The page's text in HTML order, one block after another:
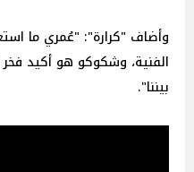
وأضاف "كرارة": "عُمري ما
الفنية، وشكوكو هو أكيد فخر
بيننا".